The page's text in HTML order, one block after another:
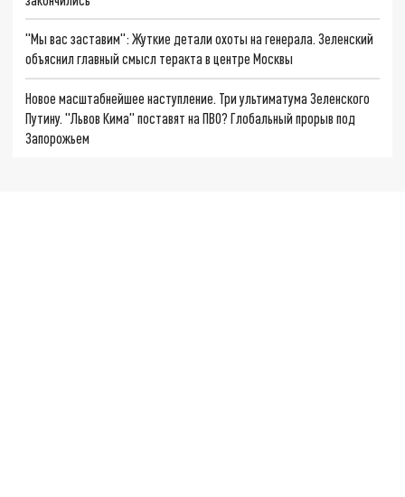
"Мы вас заставим": Жуткие детали охоты на генерала. Зеленский
объяснил главный смысл теракта в центре Москвы
Новое масштабнейшее наступление. Три ультиматума Зеленского
Путину. "Львов Кима" поставят на ПВО? Глобальный прорыв под
Запорожьем